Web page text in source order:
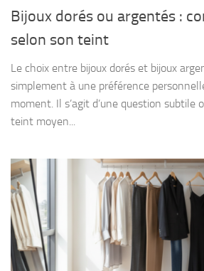
Bijoux dorés ou argentés :
selon son teint
Le choix entre bijoux dorés et bijoux
simplement à une préférence
moment. Il s’agit d’une question subtile
teint moyen...